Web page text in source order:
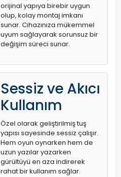
orijinal yapıya birebir uygun
olup, kolay montaj imkanı
sunar. Cihazınıza mükemmel
uyum sağlayarak sorunsuz bir
değişim süreci sunar.
Sessiz ve Akıcı
Kullanım
Özel olarak geliştirilmiş tuş
yapısı sayesinde sessiz çalışır.
Hem oyun oynarken hem de
uzun yazılar yazarken
gürültüyü en aza indirerek
rahat bir kullanım sağlar.